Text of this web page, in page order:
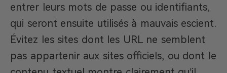
entrer leurs mots de passe ou identifiants,
qui seront ensuite utilisés à mauvais escient.
Évitez les sites dont les URL ne semblent
pas appartenir aux sites officiels, ou dont le